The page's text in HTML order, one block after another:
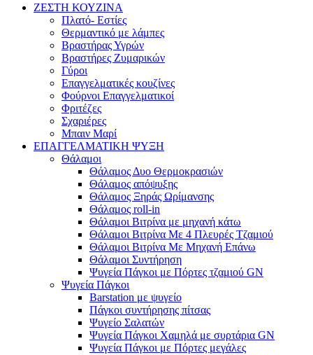
ΖΕΣΤΗ ΚΟΥΖΙΝΑ
Πλατό- Εστίες
Θερμαντικό με λάμπες
Βραστήρας Υγρών
Βραστήρες Ζυμαρικών
Γύροι
Επαγγελματικές κουζίνες
Φούρνοι Επαγγελματικοί
Φριτέζες
Σχαριέρες
Μπαιν Μαρί
ΕΠΑΓΓΕΛΜΑΤΙΚΗ ΨΥΞΗ
Θάλαμοι
Θάλαμος Δυο Θερμοκρασιών
Θάλαμος απόψυξης
Θάλαμος Ξηράς Ωρίμανσης
Θάλαμος roll-in
Θάλαμοι Βιτρίνα με μηχανή κάτω
Θάλαμοι Βιτρίνα Με 4 Πλευρές Τζαμιού
Θάλαμοι Βιτρίνα Με Μηχανή Επάνω
Θάλαμοι Συντήρηση
Ψυγεία Πάγκοι με Πόρτες τζαμιού GN
Ψυγεία Πάγκοι
Barstation με ψυγείο
Πάγκοι συντήρησης πίτσας
Ψυγείο Σαλατών
Ψυγεία Πάγκοι Χαμηλά με συρτάρια GN
Ψυγεία Πάγκοι με Πόρτες μεγάλες